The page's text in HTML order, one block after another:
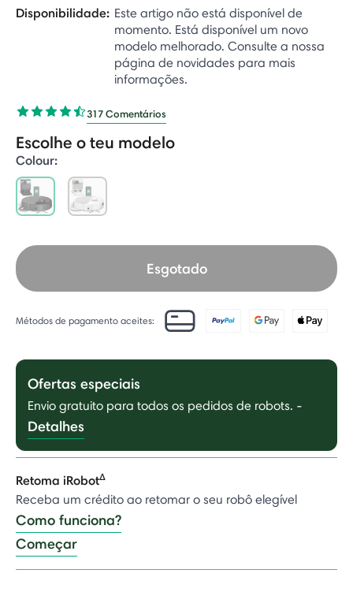
Disponibilidade: Este artigo não está disponível de
momento. Está disponível um novo
modelo melhorado. Consulte a nossa
página de novidades para mais
informações.
317 Comentários
Escolhe o teu modelo
Colour:
Esgotado
Métodos de pagamento aceites:
Ofertas especiais
Envio gratuito para todos os pedidos de robots. -
Detalhes
Retoma iRobotΔ
Receba um crédito ao retomar o seu robô elegível
Como funciona?
Começar